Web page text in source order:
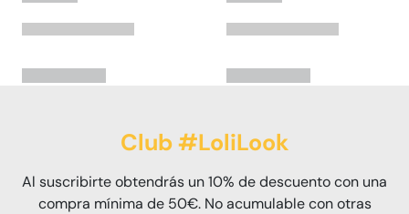
Club #LoliLook
Al suscribirte obtendrás un 10% de descuento con una
compra mínima de 50€. No acumulable con otras